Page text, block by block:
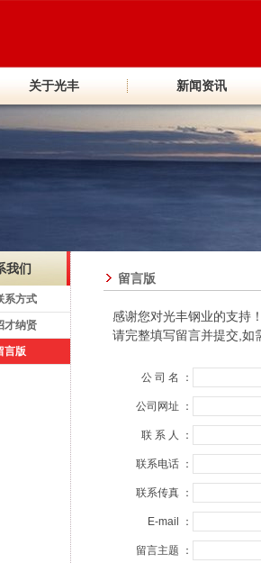
关于光丰 新闻资讯
我们
系方式
才纳贤
言版
留言版
感谢您对光丰钢业的支持
请完整填写留言并提交,如
公 司 名 ：
公司网址 ：
联 系 人 ：
联系电话 ：
联系传真 ：
E-mail ：
留言主题 ：